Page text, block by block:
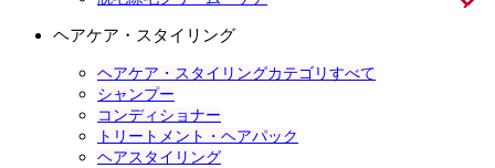
ヘアケア・スタイリング
ヘアケア・スタイリングカテゴリすべて
シャンプー
コンディショナー
トリートメント・ヘアパック
ヘアスタイリング